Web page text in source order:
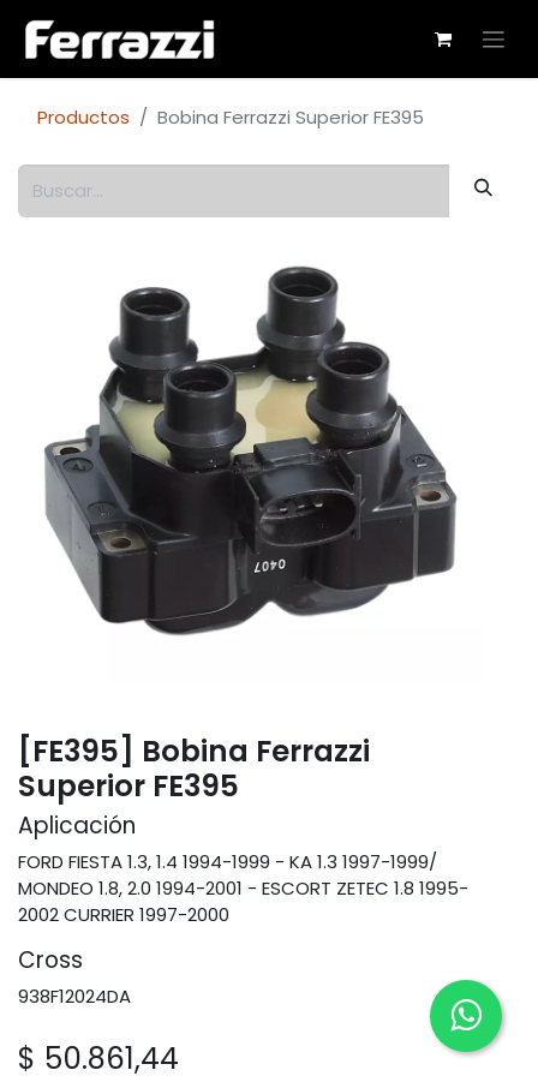
Productos Bobina Ferrazzi Superior FE395
[FE395] Bobina Ferrazzi
Superior FE395
Aplicación
FORD FIESTA 1.3, 1.4 1994-1999 - KA 1.3 1997-1999/
MONDEO 1.8, 2.0 1994-2001 - ESCORT ZETEC 1.8 1995-
2002 CURRIER 1997-2000
Cross
938F12024DA
$ 50.861,44